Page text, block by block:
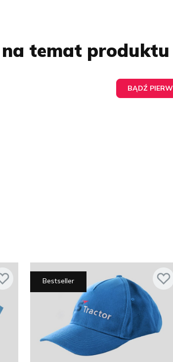
temat produktu
BĄDŹ
Bestseller